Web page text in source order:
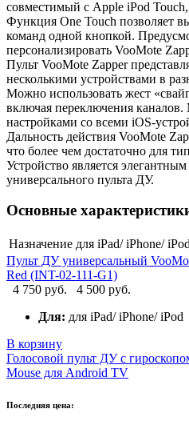
совместимый с Apple iPod
Функция One Touch позволяет
команд одной кнопкой.
персонализировать VooMote
Пульт VooMote Zapper
несколькими устройствами в
Можно использовать жест
включая переключения
настройками со всеми iOS-
Дальность действия VooMote
что более чем достаточно для
Устройство является
универсального пульта ДУ.
Основные
Назначение для iPad/ iPhone/ iPod
Пульт ДУ универсальный
Red (INT-02-111-G1)
4 750 руб.
4 500 руб.
Для: для iPad/ iPhone/ iPod
В корзину
Голосовой пульт ДУ с
Mouse для Android TV
Последняя цена: